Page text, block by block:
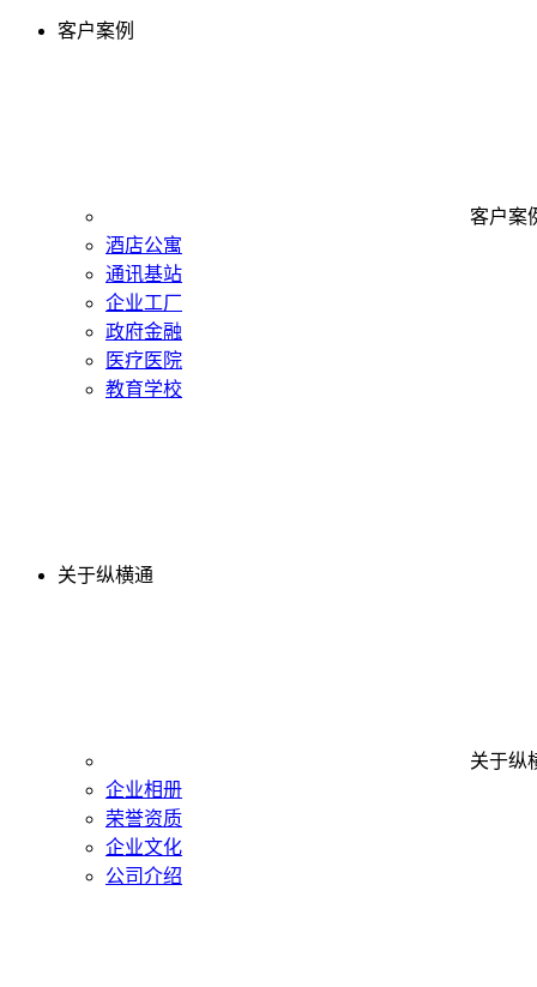
客户案例
客户案
酒店公寓
通讯基站
企业工厂
政府金融
医疗医院
教育学校
关于纵横通
关于纵
企业相册
荣誉资质
企业文化
公司介绍